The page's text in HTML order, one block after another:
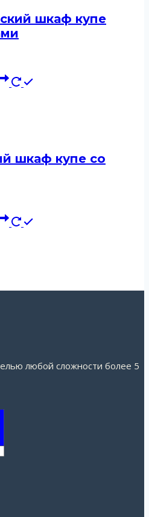
шкаф купе
шкаф купе со
любой сложности более 5